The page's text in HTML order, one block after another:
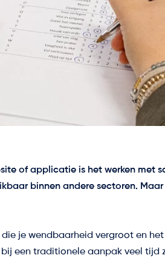
of applicatie is het werken met
binnen andere sectoren.
die je wendbaarheid vergroot en
een traditionele aanpak veel